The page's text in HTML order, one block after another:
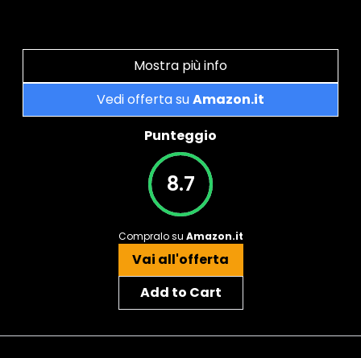
Mostra più info
Vedi offerta suAmazon.it
Punteggio
8.7
Compralo su Amazon.it
Vai all'offerta
Add to Cart